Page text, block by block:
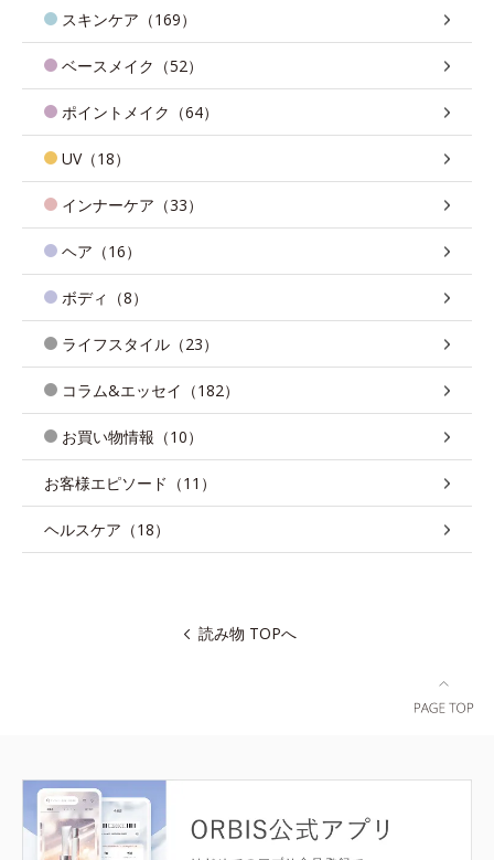
スキンケア（169）
ベースメイク（52）
ポイントメイク（64）
UV（18）
インナーケア（33）
ヘア（16）
ボディ（8）
ライフスタイル（23）
コラム&エッセイ（182）
お買い物情報（10）
お客様エピソード（11）
ヘルスケア（18）
読み物 TOPへ